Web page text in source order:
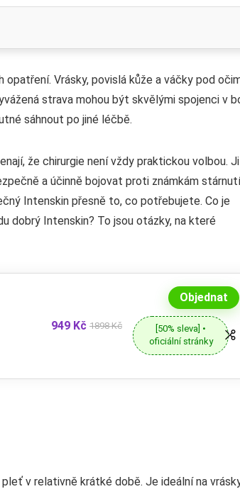
Vrásky, povislá kůže a váčky pod
strava mohou být skvělými spojenci v
sáhnout po jiné léčbě.
že chirurgie není vždy praktickou volbou.
a účinně bojovat proti známkám
Intenskin přesně to, co potřebujete. Co je
dobrý Intenskin? To jsou otázky, na které
949 Kč 1898 Kč
Objednat
[50% sleva] •
oficiální stránky
v relativně krátké době. Je ideální na